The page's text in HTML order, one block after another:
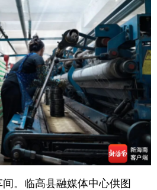
。临高县融媒体中心供图